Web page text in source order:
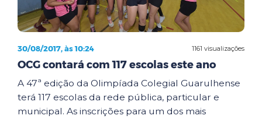
1161 visualizações
30/08/2017, às 10:24
OCG contará com 117 escolas este ano
A 47ª edição da Olimpíada Colegial Guarulhense
terá 117 escolas da rede pública, particular e
municipal. As inscrições para um dos mais